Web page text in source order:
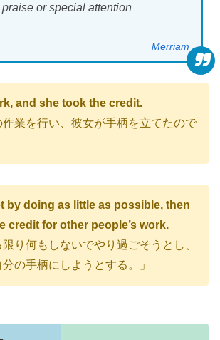
or special attention
Merriam
and she took the credit.
作業を行い、彼女が手柄を立てたので
by doing as little as possible, then
credit for other people’s work.
限り何もしないでやり過ごそうとし、
の手柄にしようとする。」